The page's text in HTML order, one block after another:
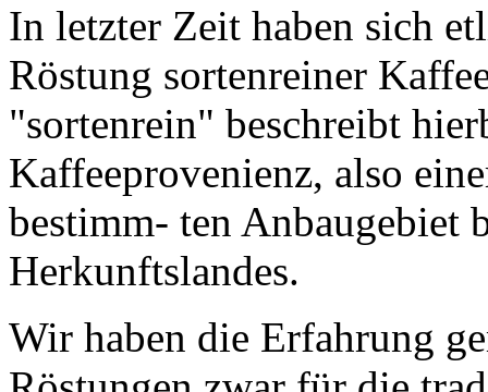
In letzter Zeit haben sich
Röstung sortenreiner
"sortenrein" beschreibt
Kaffeeprovenienz, also
bestimm- ten Anbaugebiet
Herkunftslandes.
Wir haben die Erfahrung